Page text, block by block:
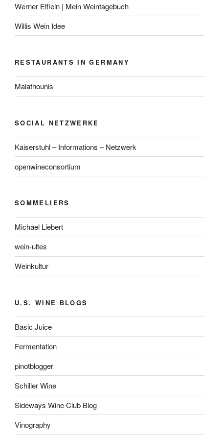
Werner Elflein | Mein Weintagebuch
Willis Wein Idee
RESTAURANTS IN GERMANY
Malathounis
SOCIAL NETZWERKE
Kaiserstuhl – Informations – Netzwerk
openwineconsortium
SOMMELIERS
Michael Liebert
wein-ultes
Weinkultur
U.S. WINE BLOGS
Basic Juice
Fermentation
pinotblogger
Schiller Wine
Sideways Wine Club Blog
Vinography